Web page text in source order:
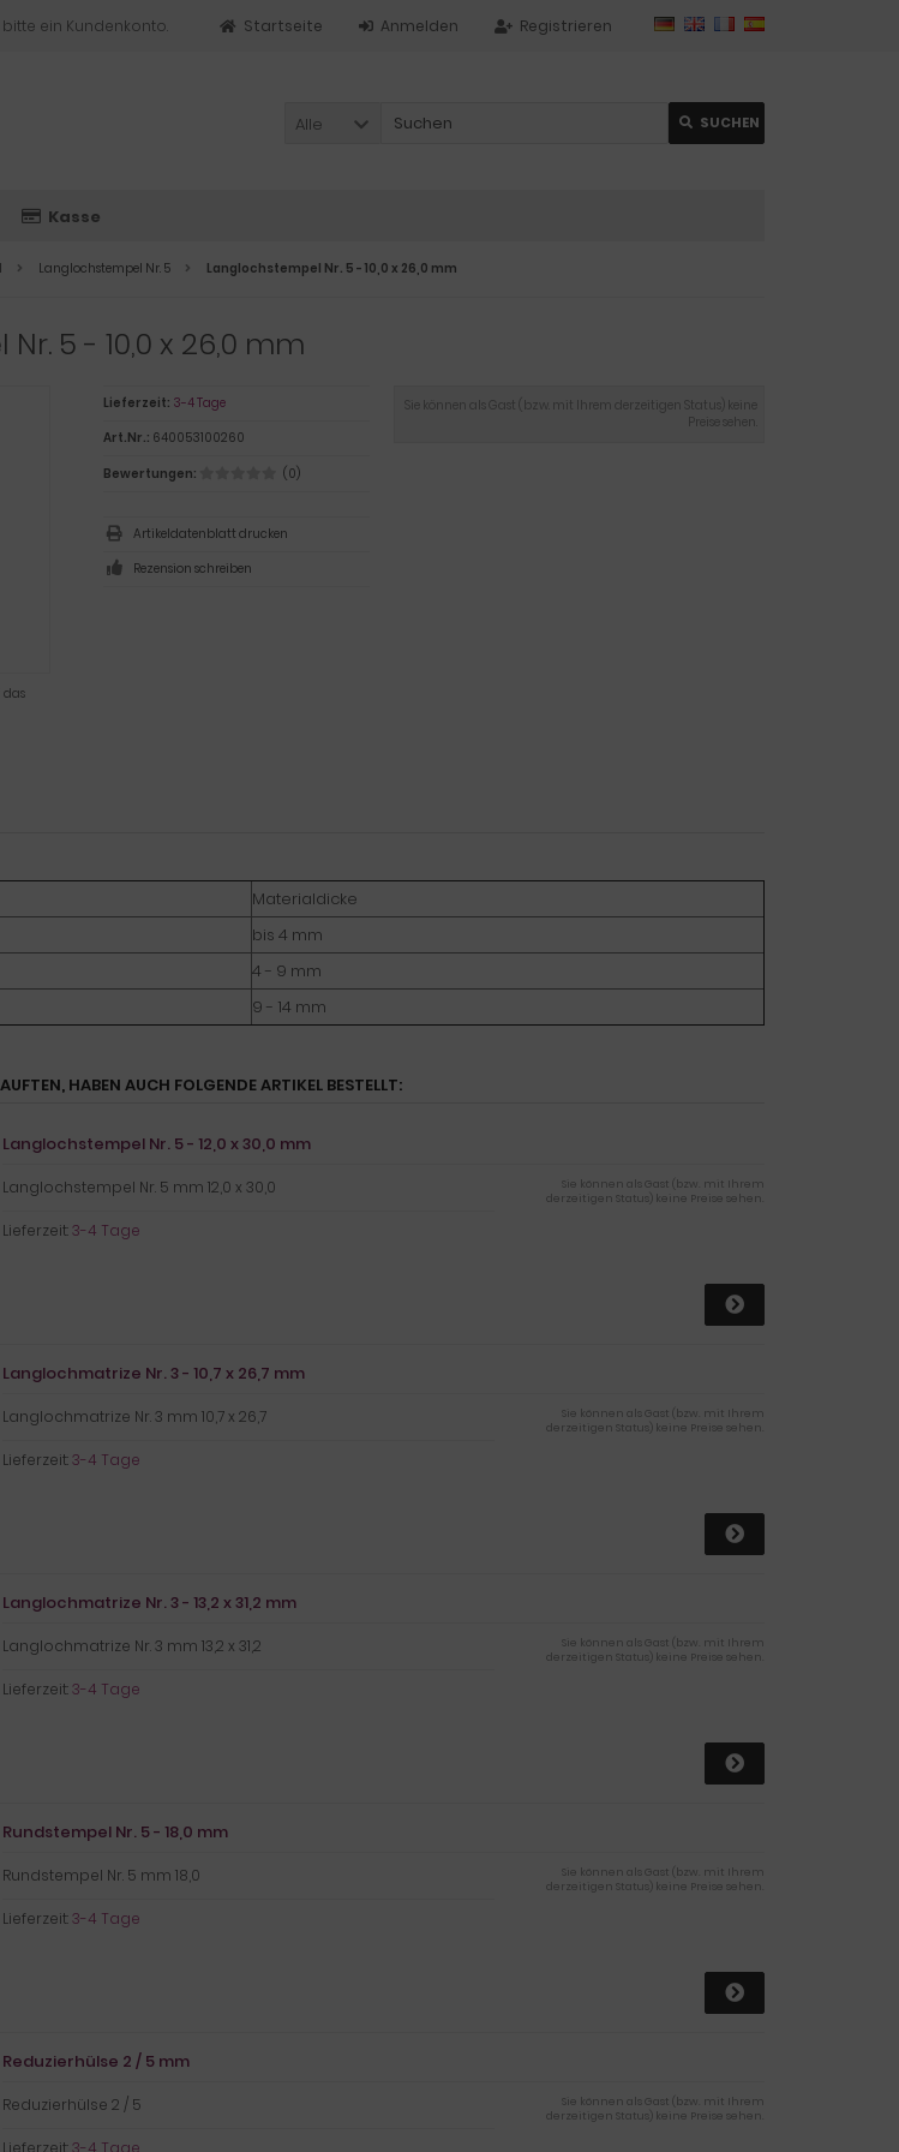
bitte ein Kundenkonto. Registrieren
Anmelden
Startseite
Alle SUCHEN
Kasse
Langlochstempel Nr. 5 Langlochstempel Nr. 5 - 10,0 x 26,0 mm
5 - 10,0 x 26,0 mm
das
Sie können als Gast (bzw. mit Ihrem derzeitigen Status) keine
Preise sehen.
Lieferzeit: 3-4 Tage
Art.Nr.: 640053100260
Bewertungen:
(0)
Artikeldatenblatt drucken
Rezension schreiben
Materialdicke
bis 4 mm
4 - 9 mm
9 - 14 mm
HABEN AUCH FOLGENDE ARTIKEL BESTELLT:
Langlochstempel Nr. 5 - 12,0 x 30,0 mm
Langlochstempel Nr. 5 mm 12,0 x 30,0
Lieferzeit:3-4 Tage
Sie können als Gast (bzw. mit Ihrem
derzeitigen Status) keine Preise sehen.
Langlochmatrize Nr. 3 - 10,7 x 26,7 mm
Langlochmatrize Nr. 3 mm 10,7 x 26,7
Lieferzeit:3-4 Tage
Sie können als Gast (bzw. mit Ihrem
derzeitigen Status) keine Preise sehen.
Langlochmatrize Nr. 3 - 13,2 x 31,2 mm
Langlochmatrize Nr. 3 mm 13,2 x 31,2
Lieferzeit:3-4 Tage
Sie können als Gast (bzw. mit Ihrem
derzeitigen Status) keine Preise sehen.
Rundstempel Nr. 5 - 18,0 mm
Rundstempel Nr. 5 mm 18,0
Lieferzeit:3-4 Tage
Sie können als Gast (bzw. mit Ihrem
derzeitigen Status) keine Preise sehen.
Reduzierhülse 2 / 5 mm
Reduzierhülse 2 / 5
Lieferzeit:3-4 Tage
Sie können als Gast (bzw. mit Ihrem
derzeitigen Status) keine Preise sehen.